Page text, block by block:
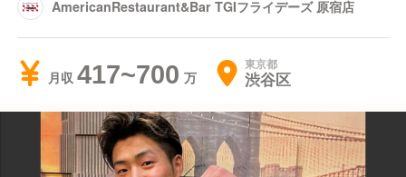
AmericanRestaurant&Bar TGIフライデーズ 原宿店
月収 417~700 東京都
渋谷区